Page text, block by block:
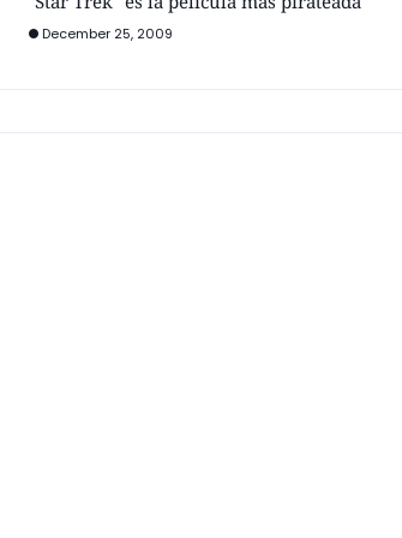
December 25, 2009